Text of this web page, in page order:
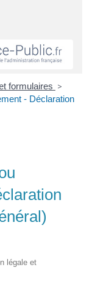
formulaires >
- Déclaration
légale et